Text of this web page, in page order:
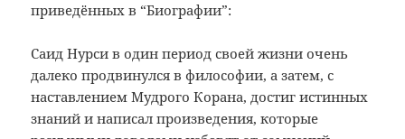
приведённых в “Биографии”:
Саид Нурси в один период своей жизни очень
далеко продвинулся в философии, а затем, с
наставлением Мудрого Корана, достиг истинных
знаний и написал произведения, которые